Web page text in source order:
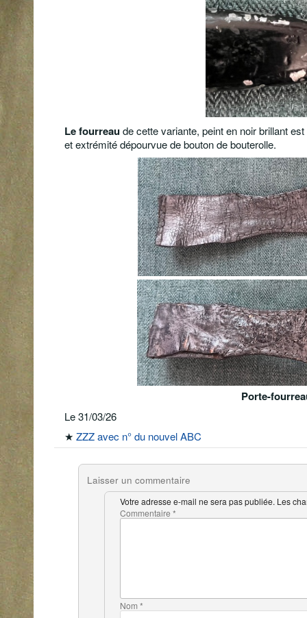
Le fourreaude cette variante, peint en noir brillant
et extrémité dépourvue de bouton de bouterolle.
Porte-
Le 31/03/26
★ ZZZ avec n° du nouvel ABC
Laisser un commentaire
Votre adresse e-mail ne sera pas publiée. Les
Commentaire*
Nom*